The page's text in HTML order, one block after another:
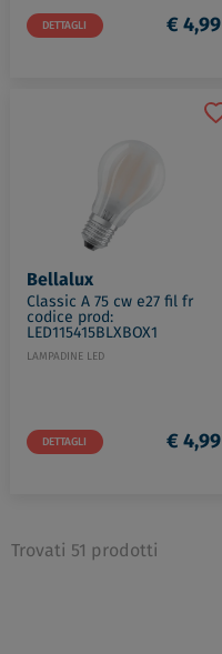
DETTAGLI € 4,99
Bellalux
Classic A 75 cw e27 fil fr
codice prod:
LED115415BLXBOX1
LAMPADINE LED
DETTAGLI € 4,99
Trovati 51 prodotti